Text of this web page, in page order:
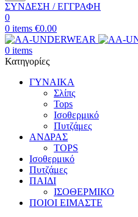
ΣΥΝΔΕΣΗ / ΕΓΓΡΑΦΗ
0
0 items €0.00
0 items
Κατηγορίες
ΓΥΝΑΙΚΑ
Σλίπς
Tops
Ισοθερμικό
Πυτζάμες
ΑΝΔΡΑΣ
TOPS
Ισοθερμικό
Πυτζάμες
ΠΑΙΔΙ
ΙΣΟΘΕΡΜΙΚΟ
ΠΟΙΟΙ ΕΙΜΑΣΤΕ